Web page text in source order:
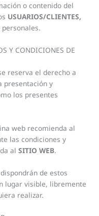
o contenido del
USUARIOS/CLIENTES,
Y CONDICIONES DE
reserva el derecho a
presentación y
los presentes
web recomienda al
las condiciones y
alSITIO WEB.
de estos
lugar visible, libremente
realizar.